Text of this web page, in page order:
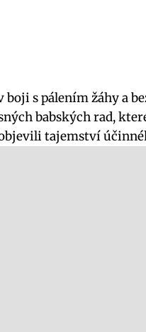
s pálením žáhy a
babských rad,
tajemství